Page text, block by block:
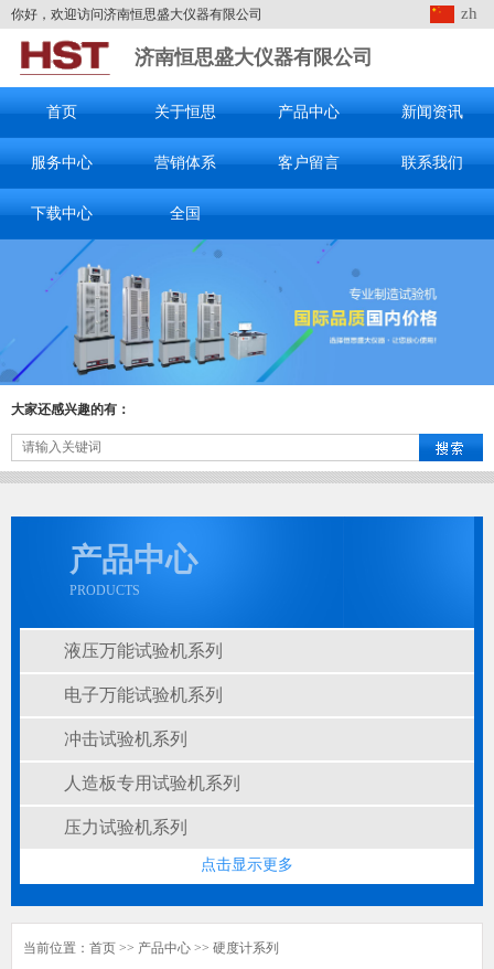
你好，欢迎访问济南恒思盛大仪器有限公司 zh
济南恒思盛大仪器有限公司
首页 关于恒思 产品中心 新闻资讯
服务中心 营销体系 客户留言 联系我们
下载中心 全国
大家还感兴趣的有：
产品中心
PRODUCTS
液压万能试验机系列
电子万能试验机系列
冲击试验机系列
人造板专用试验机系列
压力试验机系列
点击显示更多
当前位置： 首页 >> 产品中心 >> 硬度计系列